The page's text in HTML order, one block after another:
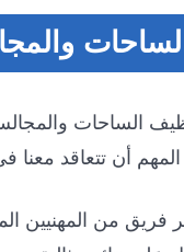
الساحات
أن تتعاقد معنا
فريق من المهنيين